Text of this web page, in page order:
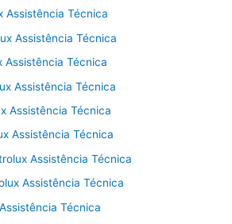
Assistência Técnica
Assistência Técnica
Assistência Técnica
Assistência Técnica
Assistência Técnica
Assistência Técnica
Assistência Técnica
Assistência Técnica
Técnica